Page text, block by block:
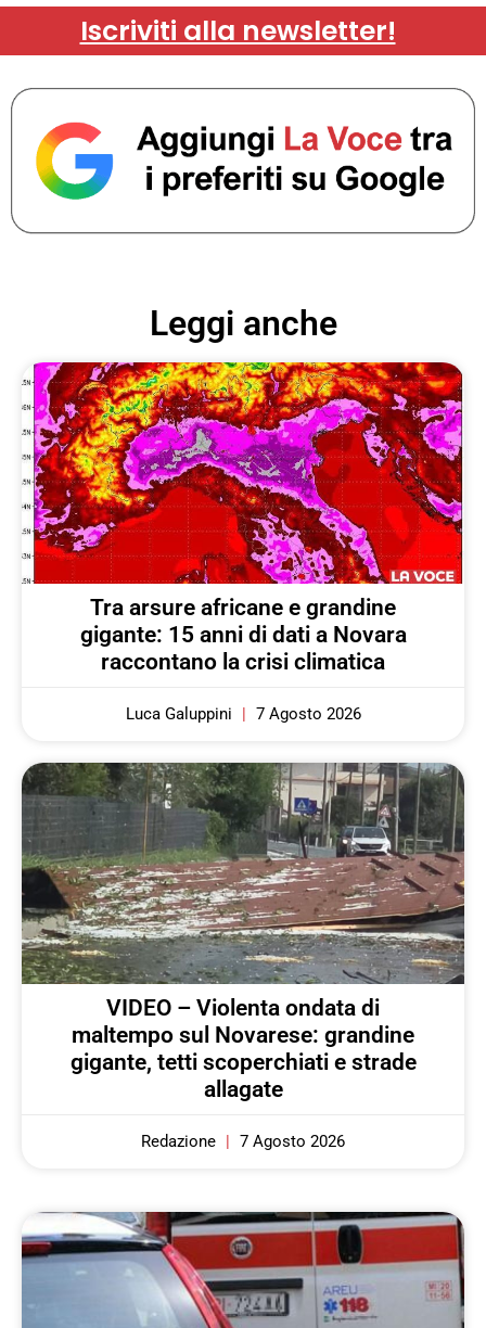
Iscriviti alla newsletter!
Leggi anche
Tra arsure africane e grandine
gigante: 15 anni di dati a Novara
raccontano la crisi climatica
Luca Galuppini 7 Agosto 2026
VIDEO – Violenta ondata di
maltempo sul Novarese: grandine
gigante, tetti scoperchiati e strade
allagate
Redazione 7 Agosto 2026